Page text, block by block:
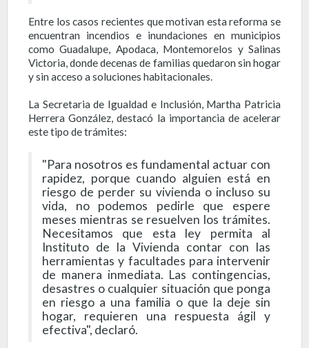
Entre los casos recientes que motivan esta reforma se
encuentran incendios e inundaciones en municipios
como Guadalupe, Apodaca, Montemorelos y Salinas
Victoria, donde decenas de familias quedaron sin hogar
y sin acceso a soluciones habitacionales.
La Secretaria de Igualdad e Inclusión, Martha Patricia
Herrera González, destacó la importancia de acelerar
este tipo de trámites:
"Para nosotros es fundamental actuar con
rapidez, porque cuando alguien está en
riesgo de perder su vivienda o incluso su
vida, no podemos pedirle que espere
meses mientras se resuelven los trámites.
Necesitamos que esta ley permita al
Instituto de la Vivienda contar con las
herramientas y facultades para intervenir
de manera inmediata. Las contingencias,
desastres o cualquier situación que ponga
en riesgo a una familia o que la deje sin
hogar, requieren una respuesta ágil y
efectiva", declaró.